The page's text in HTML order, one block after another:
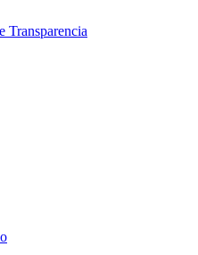
Transparencia